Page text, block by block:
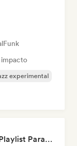
Funk
impacto
experimental
Jazz&Blues Amplified by Playlist Paradise